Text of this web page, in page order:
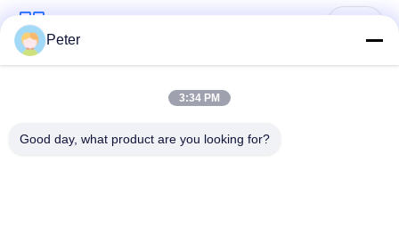
populaire categorieën
Binnen vaste LED -
Peter
3:34 PM
Good day, what product are you looking for?